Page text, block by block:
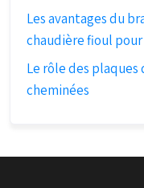
Les avantages du
chaudière fioul
Le rôle des
cheminées